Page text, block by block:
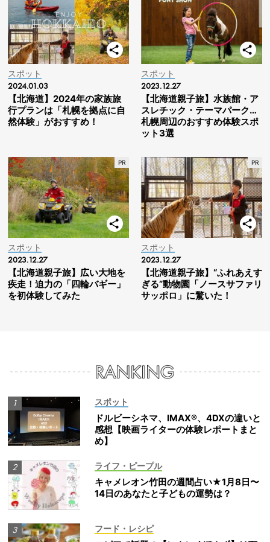
スポット
2024.01.03
【北海道】2024年の家族旅
行プランは「札幌を拠点に自
然体験」がおすすめ！
スポット
2023.12.27
【北海道親子旅】水族館・ア
スレチック・テーマパーク…
札幌周辺のおすすめ体験スポ
ット3選
スポット
2023.12.27
【北海道親子旅】広い大地を
疾走！迫力の「四輪バギー」
を初体験してみた
スポット
2023.12.27
【北海道親子旅】“ふれあえす
ぎる”動物園「ノースサファリ
サッポロ」に驚いた！
スポット
ドルビーシネマ、IMAX®、4DXの違いと
感想【映画ライターの体験レポートまと
め】
ライフ・ピープル
キャメレオン竹田の週間占い★1月8日〜
14日のあなたと子どもの運勢は？
フード・レシピ